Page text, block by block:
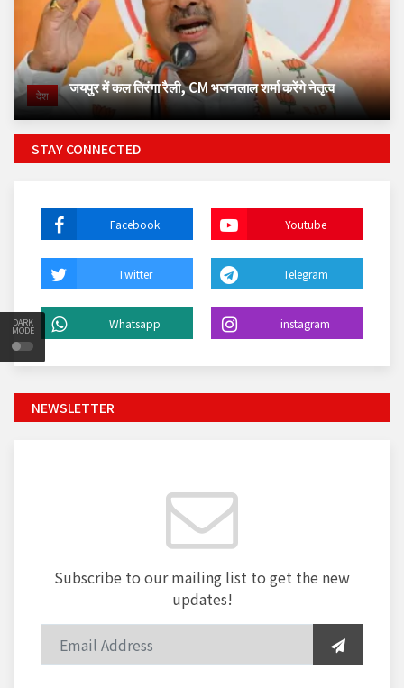
DARK
MODE
देश जयपुर में कल तिरंगा रैली, CM भजनलाल शर्मा करेंगे नेतृत्व
STAY CONNECTED
Facebook Youtube
Twitter Telegram
Whatsapp instagram
NEWSLETTER
Subscribe to our mailing list to get the new
updates!